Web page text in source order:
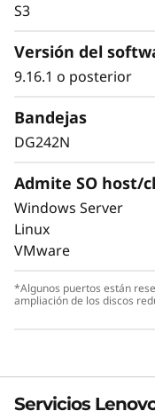
La seguridad de
clave para
valiosos datos
disrupciones y
El cifrado
modelos de
S3
Versión del
9.16.1 o posterior
Bandejas
DG242N
Admite SO host/
Windows Server
Linux
VMware
*Algunos puertos están
ampliación de los discos
Servicios